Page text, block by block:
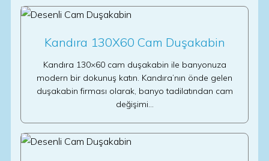
Kandıra 130X60 Cam Duşakabin
Kandıra 130×60 cam duşakabin ile banyonuza
modern bir dokunuş katın. Kandıra’nın önde gelen
duşakabin firması olarak, banyo tadilatından cam
değişimi…